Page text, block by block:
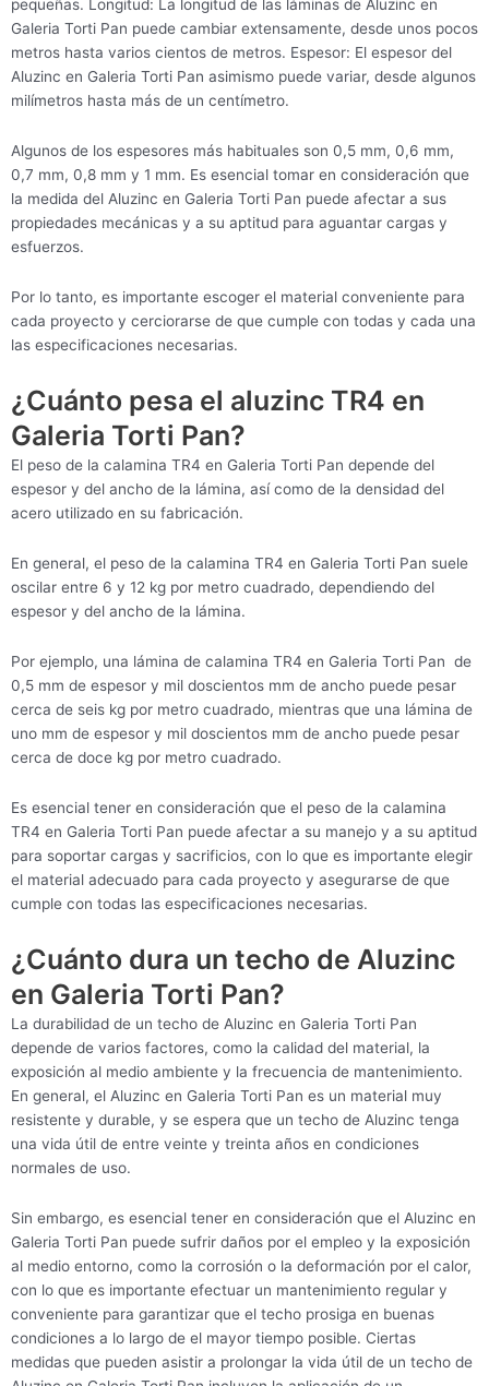
pequeñas. Longitud: La longitud de las láminas de Aluzinc en
Galeria Torti Pan puede cambiar extensamente, desde unos pocos
metros hasta varios cientos de metros. Espesor: El espesor del
Aluzinc en Galeria Torti Pan asimismo puede variar, desde algunos
milímetros hasta más de un centímetro.
Algunos de los espesores más habituales son 0,5 mm, 0,6 mm,
0,7 mm, 0,8 mm y 1 mm. Es esencial tomar en consideración que
la medida del Aluzinc en Galeria Torti Pan puede afectar a sus
propiedades mecánicas y a su aptitud para aguantar cargas y
esfuerzos.
Por lo tanto, es importante escoger el material conveniente para
cada proyecto y cerciorarse de que cumple con todas y cada una
las especificaciones necesarias.
¿Cuánto pesa el aluzinc TR4 en
Galeria Torti Pan?
El peso de la calamina TR4 en Galeria Torti Pan depende del
espesor y del ancho de la lámina, así como de la densidad del
acero utilizado en su fabricación.
En general, el peso de la calamina TR4 en Galeria Torti Pan suele
oscilar entre 6 y 12 kg por metro cuadrado, dependiendo del
espesor y del ancho de la lámina.
Por ejemplo, una lámina de calamina TR4 en Galeria Torti Pan de
0,5 mm de espesor y mil doscientos mm de ancho puede pesar
cerca de seis kg por metro cuadrado, mientras que una lámina de
uno mm de espesor y mil doscientos mm de ancho puede pesar
cerca de doce kg por metro cuadrado.
Es esencial tener en consideración que el peso de la calamina
TR4 en Galeria Torti Pan puede afectar a su manejo y a su aptitud
para soportar cargas y sacrificios, con lo que es importante elegir
el material adecuado para cada proyecto y asegurarse de que
cumple con todas las especificaciones necesarias.
¿Cuánto dura un techo de Aluzinc
en Galeria Torti Pan?
La durabilidad de un techo de Aluzinc en Galeria Torti Pan
depende de varios factores, como la calidad del material, la
exposición al medio ambiente y la frecuencia de mantenimiento.
En general, el Aluzinc en Galeria Torti Pan es un material muy
resistente y durable, y se espera que un techo de Aluzinc tenga
una vida útil de entre veinte y treinta años en condiciones
normales de uso.
Sin embargo, es esencial tener en consideración que el Aluzinc en
Galeria Torti Pan puede sufrir daños por el empleo y la exposición
al medio entorno, como la corrosión o la deformación por el calor,
con lo que es importante efectuar un mantenimiento regular y
conveniente para garantizar que el techo prosiga en buenas
condiciones a lo largo de el mayor tiempo posible. Ciertas
medidas que pueden asistir a prolongar la vida útil de un techo de